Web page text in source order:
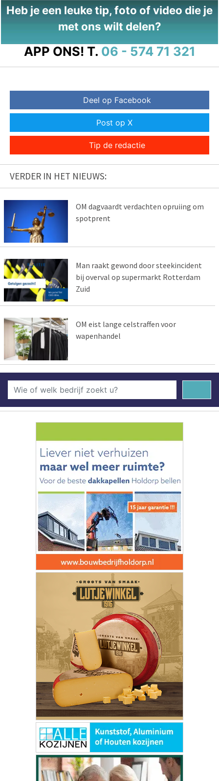
Heb je een leuke tip, foto of video die je
met ons wilt delen?
APP ONS! T. 06 - 574 71 321
Deel op Facebook
Post op X
Tip de redactie
VERDER IN HET NIEUWS:
OM dagvaardt verdachten opruiing om
spotprent
Man raakt gewond door steekincident
bij overval op supermarkt Rotterdam
Zuid
OM eist lange celstraffen voor
wapenhandel